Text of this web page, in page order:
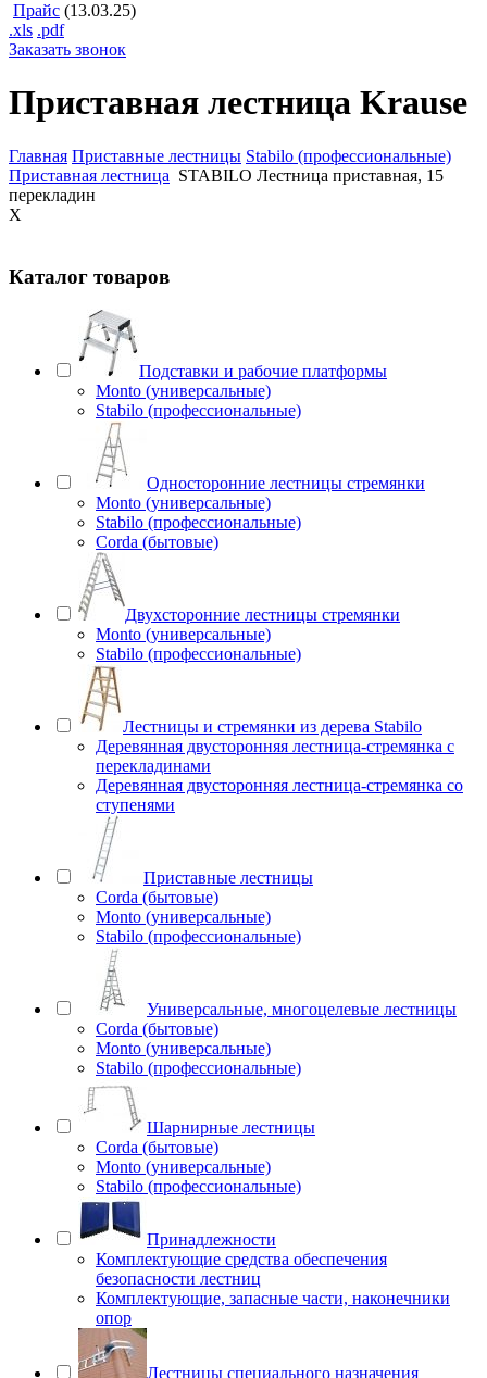
Прайс (13.03.25)
.xls .pdf
Заказать звонок
Приставная лестница Krause
Главная Приставные лестницы Stabilo (профессиональные)
Приставная лестница STABILO Лестница приставная, 15
перекладин
X
Каталог товаров
Подставки и рабочие платформы
Monto (универсальные)
Stabilo (профессиональные)
Односторонние лестницы стремянки
Monto (универсальные)
Stabilo (профессиональные)
Corda (бытовые)
Двухсторонние лестницы стремянки
Monto (универсальные)
Stabilo (профессиональные)
Лестницы и стремянки из дерева Stabilo
Деревянная двусторонняя лестница-стремянка с
перекладинами
Деревянная двусторонняя лестница-стремянка со
ступенями
Приставные лестницы
Corda (бытовые)
Monto (универсальные)
Stabilo (профессиональные)
Универсальные, многоцелевые лестницы
Corda (бытовые)
Monto (универсальные)
Stabilo (профессиональные)
Шарнирные лестницы
Corda (бытовые)
Monto (универсальные)
Stabilo (профессиональные)
Принадлежности
Комплектующие средства обеспечения
безопасности лестниц
Комплектующие, запасные части, наконечники
опор
Лестницы специального назначения